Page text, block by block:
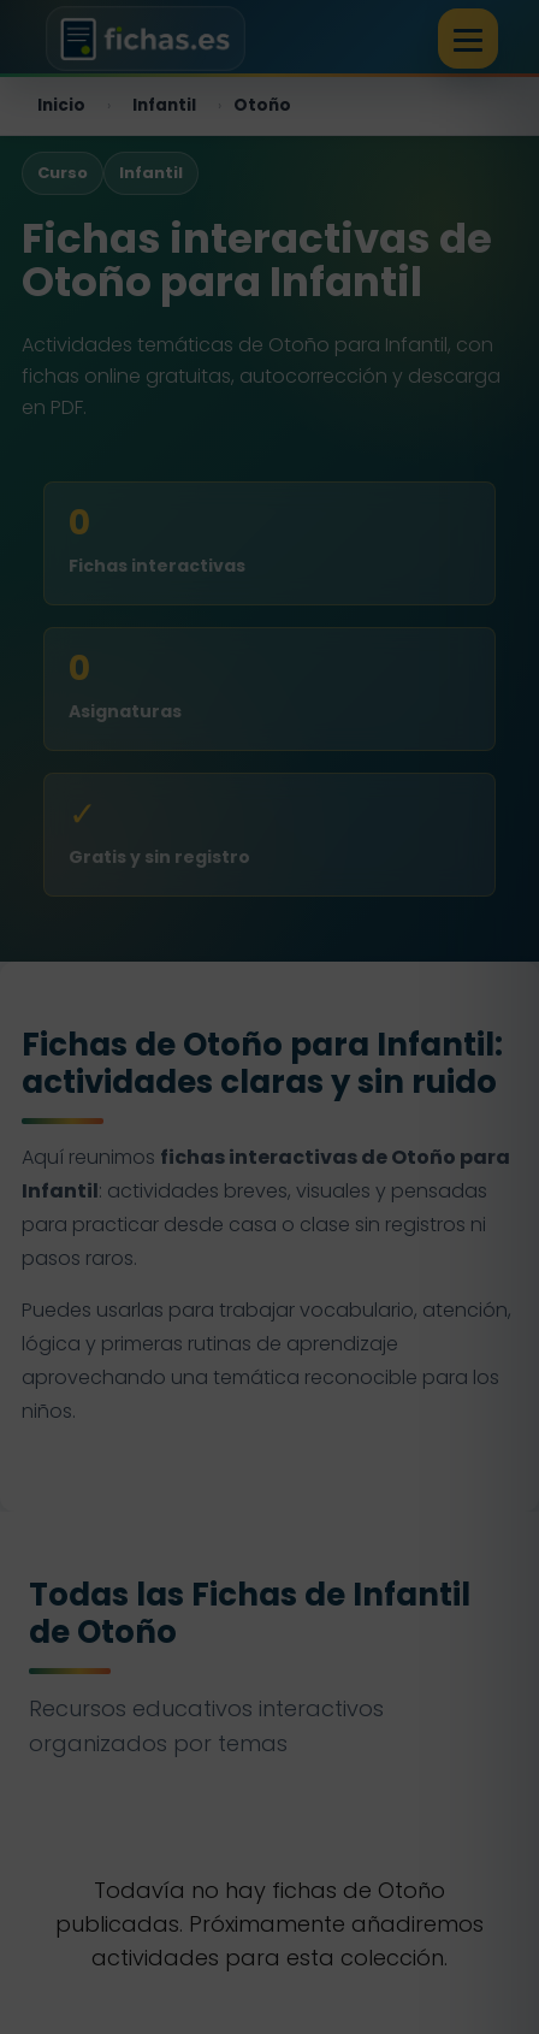
Inicio Infantil Otoño
Curso Infantil
Fichas interactivas de
Otoño para Infantil
Actividades temáticas de Otoño para Infantil, con
fichas online gratuitas, autocorrección y descarga
en PDF.
0
Fichas interactivas
0
Asignaturas
✓
Gratis y sin registro
Fichas de Otoño para Infantil:
actividades claras y sin ruido
Aquí reunimos fichas interactivas de Otoño para
Infantil: actividades breves, visuales y pensadas
para practicar desde casa o clase sin registros ni
pasos raros.
Puedes usarlas para trabajar vocabulario, atención,
lógica y primeras rutinas de aprendizaje
aprovechando una temática reconocible para los
niños.
Todas las Fichas de Infantil
de Otoño
Recursos educativos interactivos
organizados por temas
Todavía no hay fichas de Otoño
publicadas. Próximamente añadiremos
actividades para esta colección.